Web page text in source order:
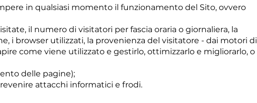
in qualsiasi momento il funzionamento del Sito, ovvero
il numero di visitatori per fascia oraria o giornaliera, la
i browser utilizzati, la provenienza del visitatore - dai motori di
come viene utilizzato e gestirlo, ottimizzarlo e migliorarlo, o
delle pagine);
attacchi informatici e frodi.